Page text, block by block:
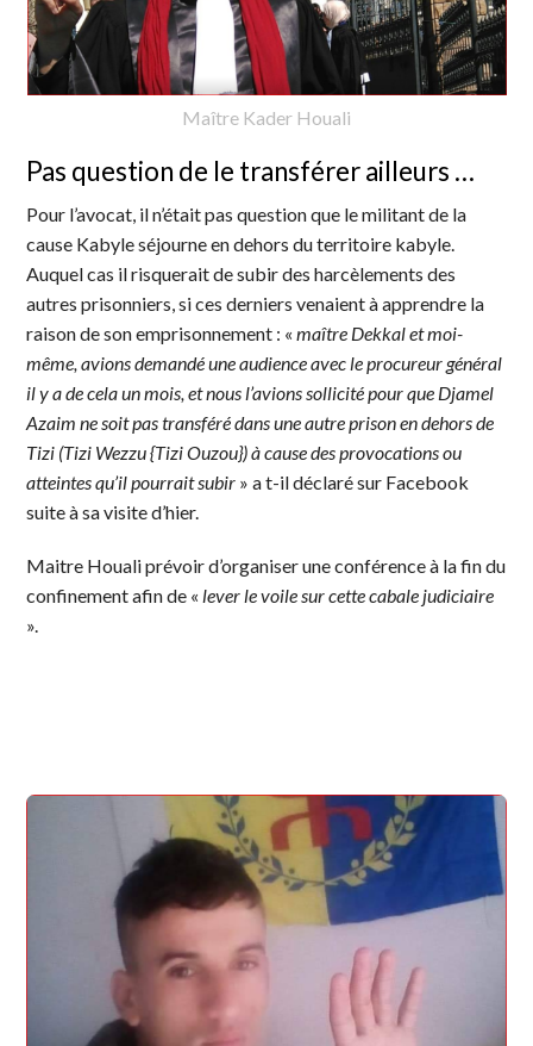
Maître Kader Houali
Pas question de le transférer ailleurs …
Pour l’avocat, il n’était pas question que le militant de la
cause Kabyle séjourne en dehors du territoire kabyle.
Auquel cas il risquerait de subir des harcèlements des
autres prisonniers, si ces derniers venaient à apprendre la
raison de son emprisonnement : «maître Dekkal et moi-
même, avions demandé une audience avec le procureur général
il y a de cela un mois, et nous l’avions sollicité pour que Djamel
Azaim ne soit pas transféré dans une autre prison en dehors de
Tizi (Tizi Wezzu {Tizi Ouzou}) à cause des provocations ou
atteintes qu’il pourrait subir » a t-il déclaré sur Facebook
suite à sa visite d’hier.
Maitre Houali prévoir d’organiser une conférence à la fin du
confinement afin de « lever le voile sur cette cabale judiciaire
».